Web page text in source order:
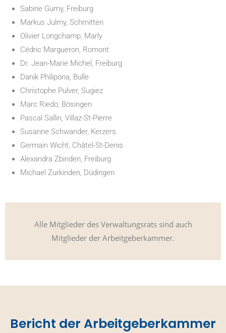
Sabine Gumy, Freiburg
Markus Julmy, Schmitten
Olivier Longchamp, Marly
Cédric Margueron, Romont
Dr. Jean-Marie Michel, Freiburg
Danik Philipona, Bulle
Christophe Pulver, Sugiez
Marc Riedo, Bösingen
Pascal Sallin, Villaz-St-Pierre
Susanne Schwander, Kerzers
Germain Wicht, Châtel-St-Denis
Alexandra Zbinden, Freiburg
Michael Zurkinden, Düdingen
Alle Mitglieder des Verwaltungsrats sind auch
Mitglieder der Arbeitgeberkammer.
Bericht der Arbeitgeberkammer